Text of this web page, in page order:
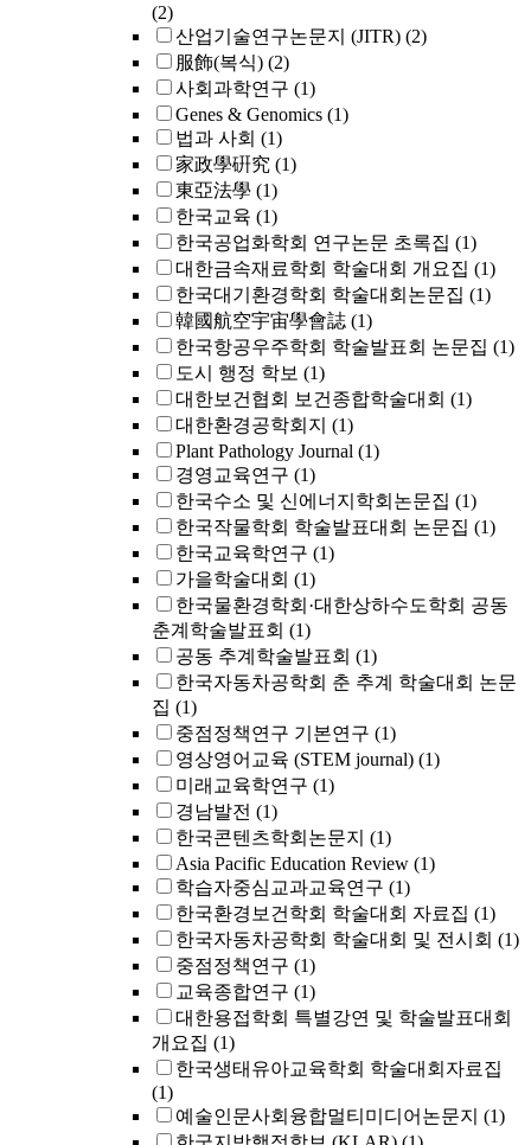
(2)
산업기술연구논문지 (JITR) (2)
服飾(복식) (2)
사회과학연구 (1)
Genes & Genomics (1)
법과 사회 (1)
家政學硏究 (1)
東亞法學 (1)
한국교육 (1)
한국공업화학회 연구논문 초록집 (1)
대한금속재료학회 학술대회 개요집 (1)
한국대기환경학회 학술대회논문집 (1)
韓國航空宇宙學會誌 (1)
한국항공우주학회 학술발표회 논문집 (1)
도시 행정 학보 (1)
대한보건협회 보건종합학술대회 (1)
대한환경공학회지 (1)
Plant Pathology Journal (1)
경영교육연구 (1)
한국수소 및 신에너지학회논문집 (1)
한국작물학회 학술발표대회 논문집 (1)
한국교육학연구 (1)
가을학술대회 (1)
한국물환경학회·대한상하수도학회 공동
춘계학술발표회 (1)
공동 추계학술발표회 (1)
한국자동차공학회 춘 추계 학술대회 논문
집 (1)
중점정책연구 기본연구 (1)
영상영어교육 (STEM journal) (1)
미래교육학연구 (1)
경남발전 (1)
한국콘텐츠학회논문지 (1)
Asia Pacific Education Review (1)
학습자중심교과교육연구 (1)
한국환경보건학회 학술대회 자료집 (1)
한국자동차공학회 학술대회 및 전시회 (1)
중점정책연구 (1)
교육종합연구 (1)
대한용접학회 특별강연 및 학술발표대회
개요집 (1)
한국생태유아교육학회 학술대회자료집
(1)
예술인문사회융합멀티미디어논문지 (1)